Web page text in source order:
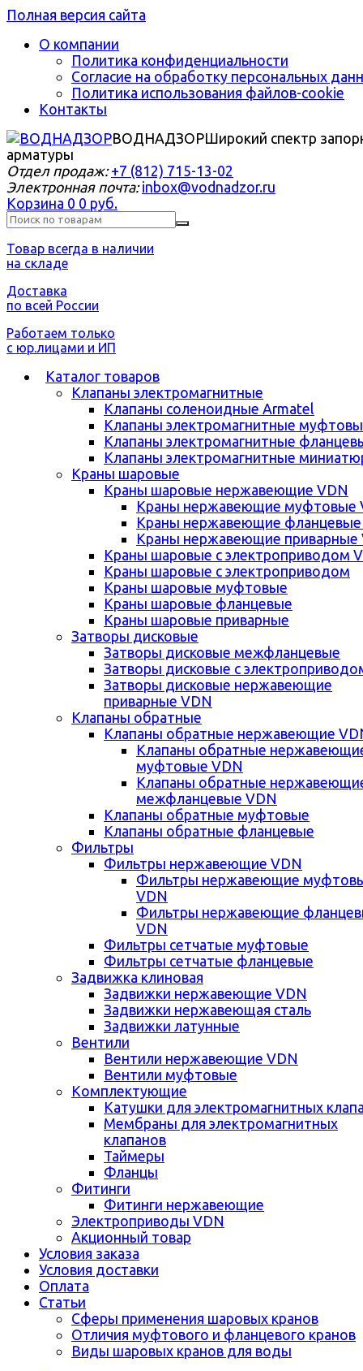
Полная версия сайта
О компании
Политика конфиденциальности
Согласие на обработку персональных
Политика использования файлов-cookie
Контакты
ВОДНАДЗОРШирокий спектр
арматуры
Отдел продаж: +7 (812) 715-13-02
Электронная почта: inbox@vodnadzor.ru
Корзина 0 0 руб.
Товар всегда в наличии
на складе
Доставка
по всей России
Работаем только
с юр.лицами и ИП
Каталог товаров
Клапаны электромагнитные
Клапаны соленоидные Armatel
Клапаны электромагнитные
Клапаны электромагнитные
Клапаны электромагнитные
Краны шаровые
Краны шаровые нержавеющие VDN
Краны нержавеющие муфтовые
Краны нержавеющие фланцевые
Краны нержавеющие приварные
Краны шаровые с электроприводом
Краны шаровые с электроприводом
Краны шаровые муфтовые
Краны шаровые фланцевые
Краны шаровые приварные
Затворы дисковые
Затворы дисковые межфланцевые
Затворы дисковые с
Затворы дисковые нержавеющие
приварные VDN
Клапаны обратные
Клапаны обратные нержавеющие
Клапаны обратные
муфтовые VDN
Клапаны обратные
межфланцевые VDN
Клапаны обратные муфтовые
Клапаны обратные фланцевые
Фильтры
Фильтры нержавеющие VDN
Фильтры нержавеющие
VDN
Фильтры нержавеющие
VDN
Фильтры сетчатые муфтовые
Фильтры сетчатые фланцевые
Задвижка клиновая
Задвижки нержавеющие VDN
Задвижки нержавеющая сталь
Задвижки латунные
Вентили
Вентили нержавеющие VDN
Вентили муфтовые
Комплектующие
Катушки для электромагнитных
Мембраны для электромагнитных
клапанов
Таймеры
Фланцы
Фитинги
Фитинги нержавеющие
Электроприводы VDN
Акционный товар
Условия заказа
Условия доставки
Оплата
Статьи
Сферы применения шаровых кранов
Отличия муфтового и фланцевого кранов
Виды шаровых кранов для воды